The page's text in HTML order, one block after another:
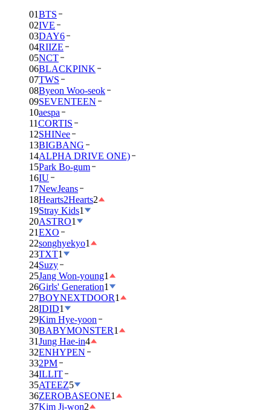
01BTS
02IVE
03DAY6
04RIIZE
05NCT
06BLACKPINK
07TWS
08Byeon Woo-seok
09SEVENTEEN
10aespa
11CORTIS
12SHINee
13BIGBANG
14ALPHA DRIVE ONE)
15Park Bo-gum
16IU
17NewJeans
18Hearts2Hearts2
19Stray Kids1
20ASTRO1
21EXO
22songhyekyo1
23TXT1
24Suzy
25Jang Won-young1
26Girls' Generation1
27BOYNEXTDOOR1
28IDID1
29Kim Hye-yoon
30BABYMONSTER1
31Jung Hae-in4
32ENHYPEN
332PM
34ILLIT
35ATEEZ5
36ZEROBASEONE1
37Kim Ji-won2